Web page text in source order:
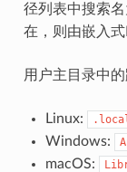
径列表中搜索名
在，则由嵌入式
用户主目录中
Linux:
Windows:
macOS: